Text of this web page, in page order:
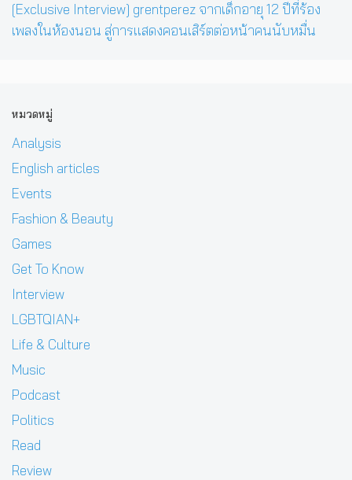
[Exclusive Interview] grentperez จากเด็กอายุ 12 ปีที่ร้อง
เพลงในห้องนอน สู่การแสดงคอนเสิร์ตต่อหน้าคนนับหมื่น
หมวดหมู่
Analysis
English articles
Events
Fashion & Beauty
Games
Get To Know
Interview
LGBTQIAN+
Life & Culture
Music
Podcast
Politics
Read
Review